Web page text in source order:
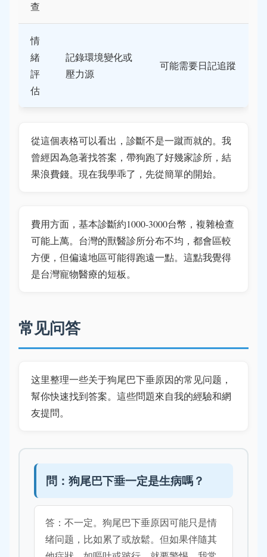
查
情
緒
評
估
記錄環境變化或
壓力源
可能需要日記追蹤
從這個表格可以看出，診斷不是一蹴而就的。我
曾經因為急著找答案，帶狗跑了好幾家診所，結
果浪費錢。現在我學乖了，先從簡單的開始。
費用方面，基本診斷約1000-3000台幣，複雜檢查
可能上萬。台灣的獸醫診所分布不均，都會區較
方便，但偏遠地區可能得跑遠一點。這點我覺得
是台灣寵物醫療的短板。
常见问答
这里整理一些关于狗尾巴下垂原因的常见问题，
幫你快速找到答案。這些問題來自我的經驗和網
友提問。
問：狗尾巴下垂一定是生病嗎？
答：不一定。狗尾巴下垂原因可能只是情
绪问题，比如累了或放鬆。但如果伴隨其